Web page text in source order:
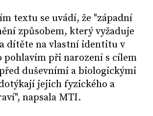
textu se uvádí, že "západní
způsobem, který vyžaduje
dítěte na vlastní identitu v
pohlavím při narození s cílem
duševními a biologickými
dotýkají jejich fyzického a
napsala MTI.